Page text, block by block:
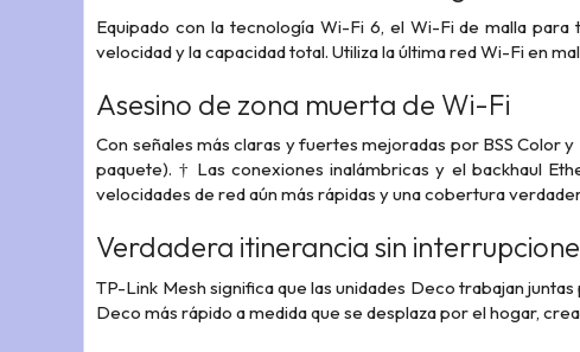
Equipado con la tecnología Wi-Fi 6, el Wi-Fi de malla
velocidad y la capacidad total. Utiliza la última red Wi-Fi en
Asesino de zona muerta de Wi-Fi
Con señales más claras y fuertes mejoradas por BSS
paquete). † Las conexiones inalámbricas y el backhaul
velocidades de red aún más rápidas y una cobertura
Verdadera itinerancia sin
TP-Link Mesh significa que las unidades Deco trabajan
Deco más rápido a medida que se desplaza por el hogar,